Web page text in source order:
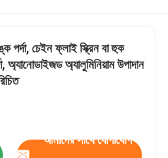
পর্দা, চেইন ফ্লাই স্ক্রিন বা হুক
অ্যানোডাইজড অ্যালুমিনিয়াম উপাদান
আমাদের সাথে যোগাযোগ